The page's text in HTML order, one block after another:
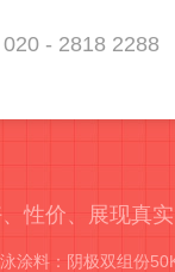
020 - 2818 2288
性价、展现真实
涂料：阴极双组份